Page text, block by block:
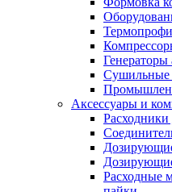
Генераторы
Аксессуары и
Расходные